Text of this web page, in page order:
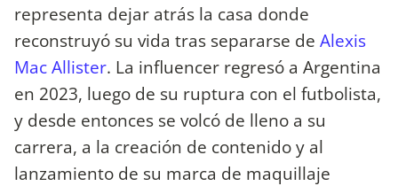
representa dejar atrás la casa donde
reconstruyó su vida tras separarse de Alexis
Mac Allister. La influencer regresó a Argentina
en 2023, luego de su ruptura con el futbolista,
y desde entonces se volcó de lleno a su
carrera, a la creación de contenido y al
lanzamiento de su marca de maquillaje